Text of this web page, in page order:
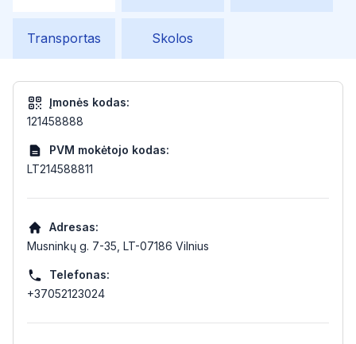
Transportas Skolos
Įmonės kodas:
121458888
PVM mokėtojo kodas:
LT214588811
Adresas:
Musninkų g. 7-35, LT-07186 Vilnius
Telefonas:
+37052123024